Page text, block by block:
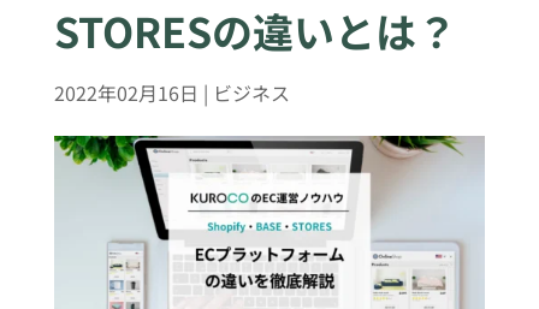
STORESの違いとは？
2022年02月16日 | ビジネス